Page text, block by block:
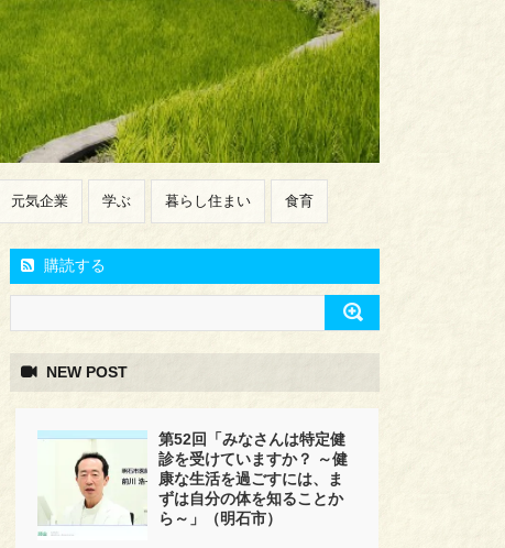
元気企業 学ぶ 暮らし住まい 食育
購読する
NEW POST
第52回「みなさんは特定健
診を受けていますか？ ～健
康な生活を過ごすには、ま
ずは自分の体を知ることか
ら～」（明石市）